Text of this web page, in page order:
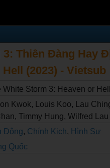
3: Thiên Đàng Hay
(2023) - Vietsub
White Storm 3: Heaven or Hell
Kwok, Louis Koo, Lau
Timmy Hung, Wilfred Lau
Động, Chính Kịch, Hình Sự
Quốc